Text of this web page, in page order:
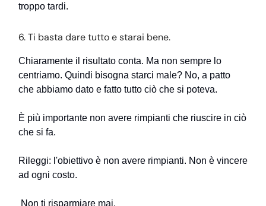
troppo tardi.
6. Ti basta dare tutto e starai bene.
Chiaramente il risultato conta. Ma non sempre lo
centriamo. Quindi bisogna starci male? No, a patto
che abbiamo dato e fatto tutto ciò che si poteva.
È più importante non avere rimpianti che riuscire in ciò
che si fa.
Rileggi: l'obiettivo è non avere rimpianti. Non è vincere
ad ogni costo.
Non ti risparmiare mai.